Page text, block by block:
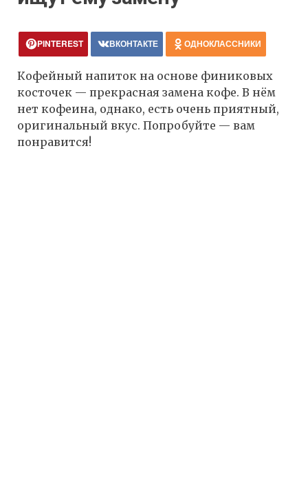
PINTEREST ВКОНТАКТЕ ОДНОКЛАССНИКИ
Кофейный напиток на основе финиковых
косточек — прекрасная замена кофе. В нём
нет кофеина, однако, есть очень приятный,
оригинальный вкус. Попробуйте — вам
понравится!